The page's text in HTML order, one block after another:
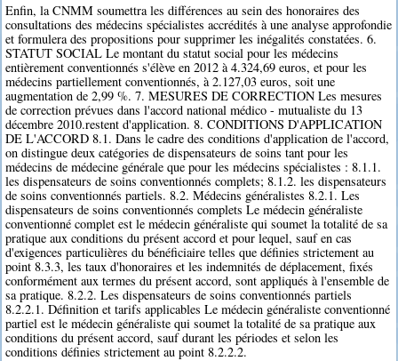
Enfin, la CNMM soumettra les différences au sein des honoraires des
consultations des médecins spécialistes accrédités à une analyse approfondie
et formulera des propositions pour supprimer les inégalités constatées. 6.
STATUT SOCIAL Le montant du statut social pour les médecins
entièrement conventionnés s'élève en 2012 à 4.324,69 euros, et pour les
médecins partiellement conventionnés, à 2.127,03 euros, soit une
augmentation de 2,99 %. 7. MESURES DE CORRECTION Les mesures
de correction prévues dans l'accord national médico - mutualiste du 13
décembre 2010.restent d'application. 8. CONDITIONS D'APPLICATION
DE L'ACCORD 8.1. Dans le cadre des conditions d'application de l'accord,
on distingue deux catégories de dispensateurs de soins tant pour les
médecins de médecine générale que pour les médecins spécialistes : 8.1.1.
les dispensateurs de soins conventionnés complets; 8.1.2. les dispensateurs
de soins conventionnés partiels. 8.2. Médecins généralistes 8.2.1. Les
dispensateurs de soins conventionnés complets Le médecin généraliste
conventionné complet est le médecin généraliste qui soumet la totalité de sa
pratique aux conditions du présent accord et pour lequel, sauf en cas
d'exigences particulières du bénéficiaire telles que définies strictement au
point 8.3.3, les taux d'honoraires et les indemnités de déplacement, fixés
conformément aux termes du présent accord, sont appliqués à l'ensemble de
sa pratique. 8.2.2. Les dispensateurs de soins conventionnés partiels
8.2.2.1. Définition et tarifs applicables Le médecin généraliste conventionné
partiel est le médecin généraliste qui soumet la totalité de sa pratique aux
conditions du présent accord, sauf durant les périodes et selon les
conditions définies strictement au point 8.2.2.2.